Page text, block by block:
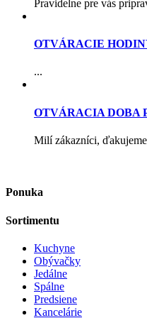
Pravidelne pre vás
OTVÁRACIE
...
OTVÁRACIA DOBA
Milí zákazníci,
Ponuka
Sortimentu
Kuchyne
Obývačky
Jedálne
Spálne
Predsiene
Kancelárie